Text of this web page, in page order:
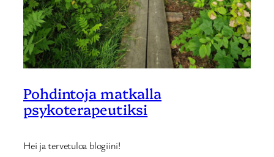
Pohdintoja matkalla
psykoterapeutiksi
Hei ja tervetuloa blogiini!